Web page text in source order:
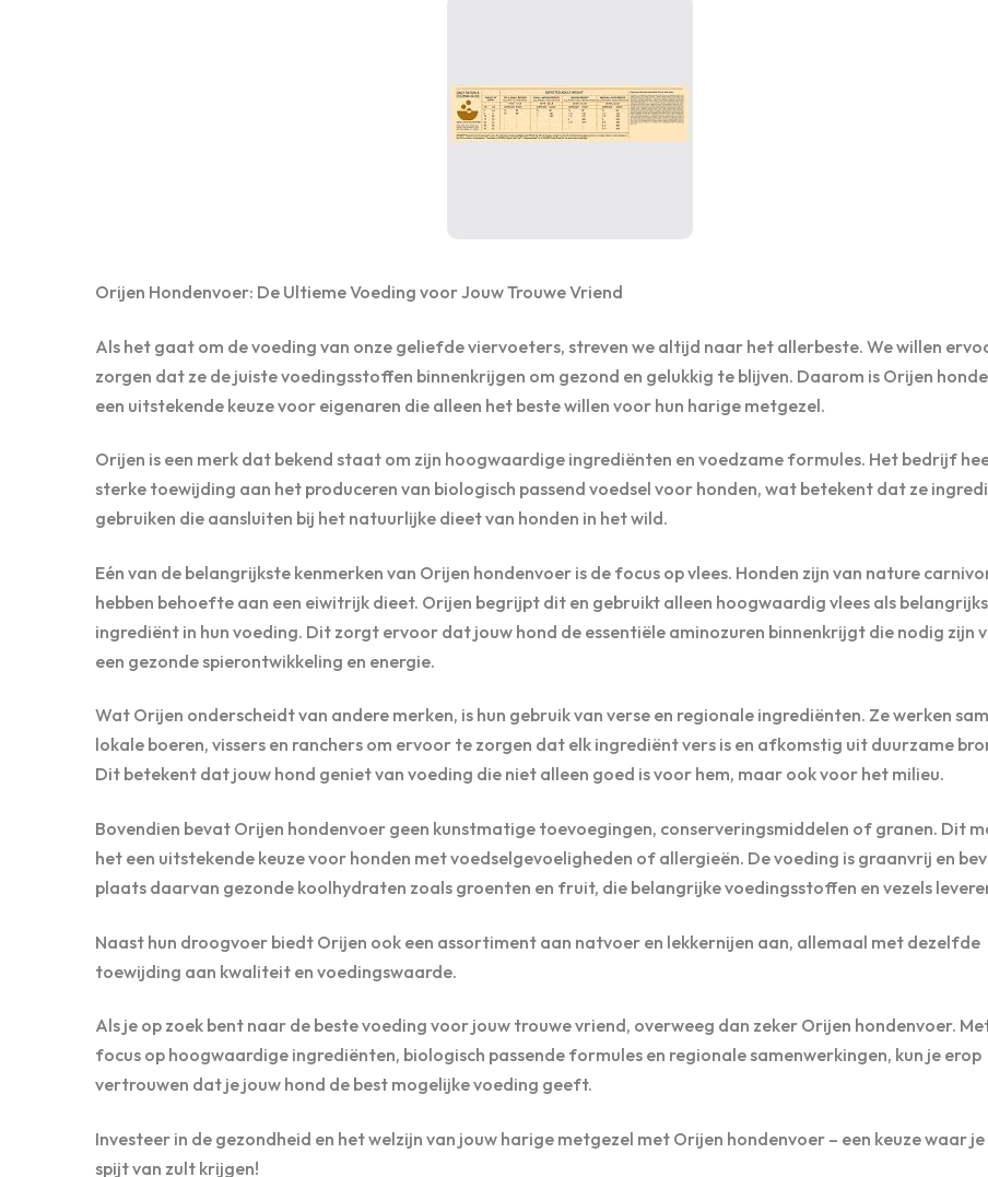
Orijen Hondenvoer: De Ultieme Voeding voor Jouw Trouwe Vriend
Als het gaat om de voeding van onze geliefde viervoeters, streven we altijd naar het allerbeste. We willen
zorgen dat ze de juiste voedingsstoffen binnenkrijgen om gezond en gelukkig te blijven. Daarom is Orijen
een uitstekende keuze voor eigenaren die alleen het beste willen voor hun harige metgezel.
Orijen is een merk dat bekend staat om zijn hoogwaardige ingrediënten en voedzame formules. Het bedrijf
sterke toewijding aan het produceren van biologisch passend voedsel voor honden, wat betekent dat ze
gebruiken die aansluiten bij het natuurlijke dieet van honden in het wild.
Eén van de belangrijkste kenmerken van Orijen hondenvoer is de focus op vlees. Honden zijn van nature
hebben behoefte aan een eiwitrijk dieet. Orijen begrijpt dit en gebruikt alleen hoogwaardig vlees als
ingrediënt in hun voeding. Dit zorgt ervoor dat jouw hond de essentiële aminozuren binnenkrijgt die nodig zijn
een gezonde spierontwikkeling en energie.
Wat Orijen onderscheidt van andere merken, is hun gebruik van verse en regionale ingrediënten. Ze werken
lokale boeren, vissers en ranchers om ervoor te zorgen dat elk ingrediënt vers is en afkomstig uit duurzame
Dit betekent dat jouw hond geniet van voeding die niet alleen goed is voor hem, maar ook voor het milieu.
Bovendien bevat Orijen hondenvoer geen kunstmatige toevoegingen, conserveringsmiddelen of granen. Dit
het een uitstekende keuze voor honden met voedselgevoeligheden of allergieën. De voeding is graanvrij en
plaats daarvan gezonde koolhydraten zoals groenten en fruit, die belangrijke voedingsstoffen en vezels
Naast hun droogvoer biedt Orijen ook een assortiment aan natvoer en lekkernijen aan, allemaal met dezelfde
toewijding aan kwaliteit en voedingswaarde.
Als je op zoek bent naar de beste voeding voor jouw trouwe vriend, overweeg dan zeker Orijen hondenvoer.
focus op hoogwaardige ingrediënten, biologisch passende formules en regionale samenwerkingen, kun je erop
vertrouwen dat je jouw hond de best mogelijke voeding geeft.
Investeer in de gezondheid en het welzijn van jouw harige metgezel met Orijen hondenvoer – een keuze waar je
spijt van zult krijgen!